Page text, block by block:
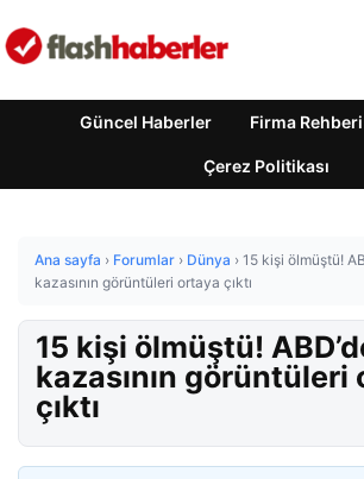
Güncel Haberler Firma Rehberi
Çerez Politikası
Ana sayfa › Forumlar › Dünya › 15 kişi ölmüştü!
kazasının görüntüleri ortaya çıktı
15 kişi ölmüştü!
kazasının görüntüleri
çıktı